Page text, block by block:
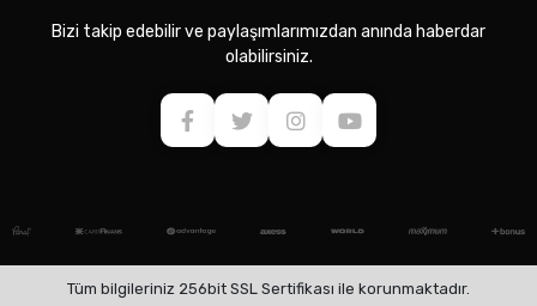
Bizi takip edebilir ve paylaşımlarımızdan anında haberdar
olabilirsiniz.
Tüm bilgileriniz 256bit SSL Sertifikası ile korunmaktadır.